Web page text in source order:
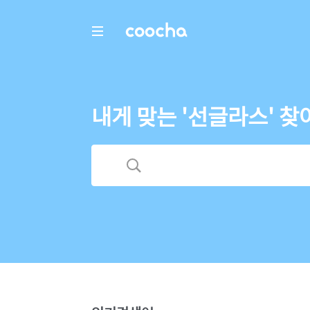
COOCHA
내게 맞는 '선글라스' 찾